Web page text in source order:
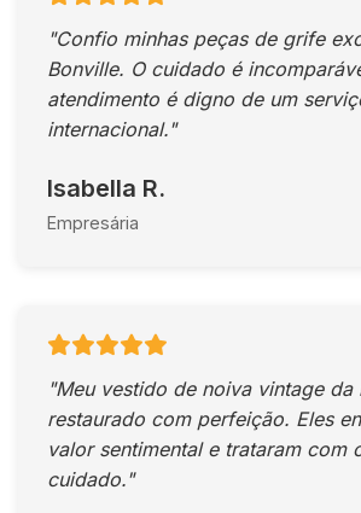
"Confio minhas peças de grife
Bonville. O cuidado é
atendimento é digno de um
internacional."
Isabella R.
Empresária
"Meu vestido de noiva vintage
restaurado com perfeição. Eles
valor sentimental e trataram com
cuidado."